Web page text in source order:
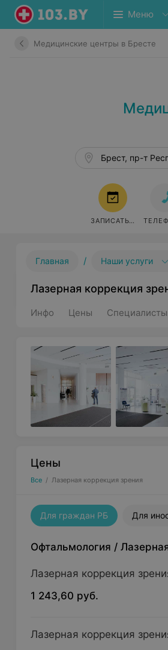
Меню
Медицинские центры в Бресте
Брест, пр-т
ЗАПИСАТЬСЯ
Главная / Наши услуги
Лазерная коррекция
Инфо Цены Специалисты
Цены
Все / Лазерная коррекция зрения
Для граждан РБ Для
Офтальмология /
Лазерная коррекция
1 243,60 руб.
Лазерная коррекция